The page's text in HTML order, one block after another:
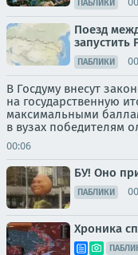
ПАБЛИКИ
Поезд
запустить
ПАБЛИКИ
В Госдуму внесут
на государственную
максимальными
в вузах победителям
00:06
БУ! Оно
ПАБЛИКИ
Хроника